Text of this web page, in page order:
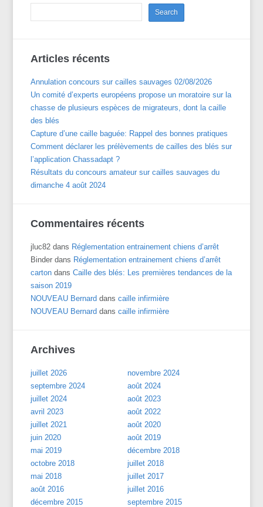
Articles récents
Annulation concours sur cailles sauvages 02/08/2026
Un comité d’experts européens propose un moratoire sur la
chasse de plusieurs espèces de migrateurs, dont la caille
des blés
Capture d’une caille baguée: Rappel des bonnes pratiques
Comment déclarer les prélèvements de cailles des blés sur
l’application Chassadapt ?
Résultats du concours amateur sur cailles sauvages du
dimanche 4 août 2024
Commentaires récents
jluc82 dans Réglementation entrainement chiens d’arrêt
Binder dans Réglementation entrainement chiens d’arrêt
carton dansCaille des blés: Les premières tendances de la
saison 2019
NOUVEAU Bernard danscaille infirmière
NOUVEAU Bernard danscaille infirmière
Archives
juillet 2026
novembre 2024
septembre 2024
août 2024
juillet 2024
août 2023
avril 2023
août 2022
juillet 2021
août 2020
juin 2020
août 2019
mai 2019
décembre 2018
octobre 2018
juillet 2018
mai 2018
juillet 2017
août 2016
juillet 2016
décembre 2015
septembre 2015